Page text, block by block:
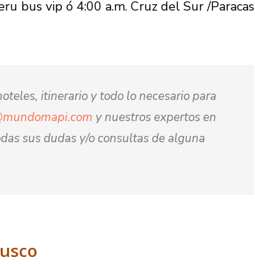
bus vip ó 4:00 a.m. Cruz del Sur /Paracas
itinerario y todo lo necesario para
y nuestros expertos en
sus dudas y/o consultas de alguna